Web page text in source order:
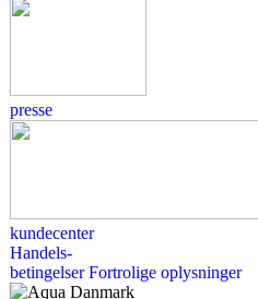
presse
kundecenter
Handels-
betingelser Fortrolige oplysninger